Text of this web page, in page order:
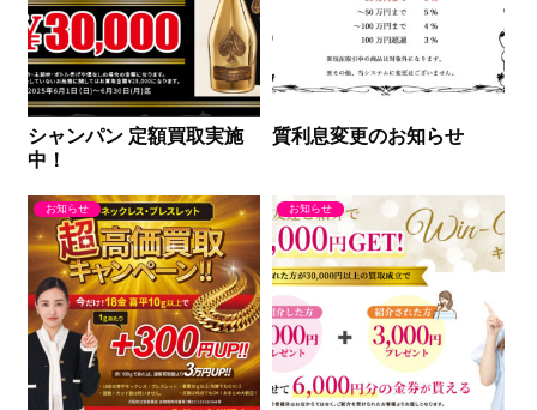
シャンパン 定額買取実施
中！
質利息変更のお知らせ
お知らせ お知らせ